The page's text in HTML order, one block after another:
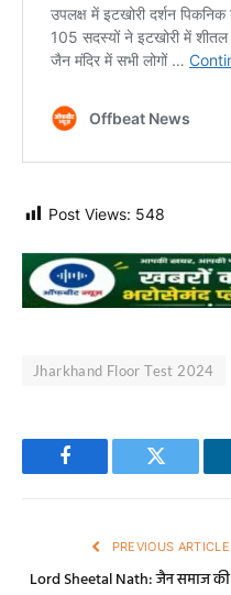
Post Views: 548
Jharkhand Floor Test 2024
Facebook Twitter
PREVIOUS ARTICLE
Lord Sheetal Nath: जैन समाज की